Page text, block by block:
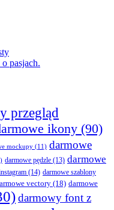
pasjach.
przegląd
ikony (90)
mockupy (11) darmowe
darmowe pędzle (13) darmowe
(14) darmowe szablony
vectory(18) darmowe
darmowy font z